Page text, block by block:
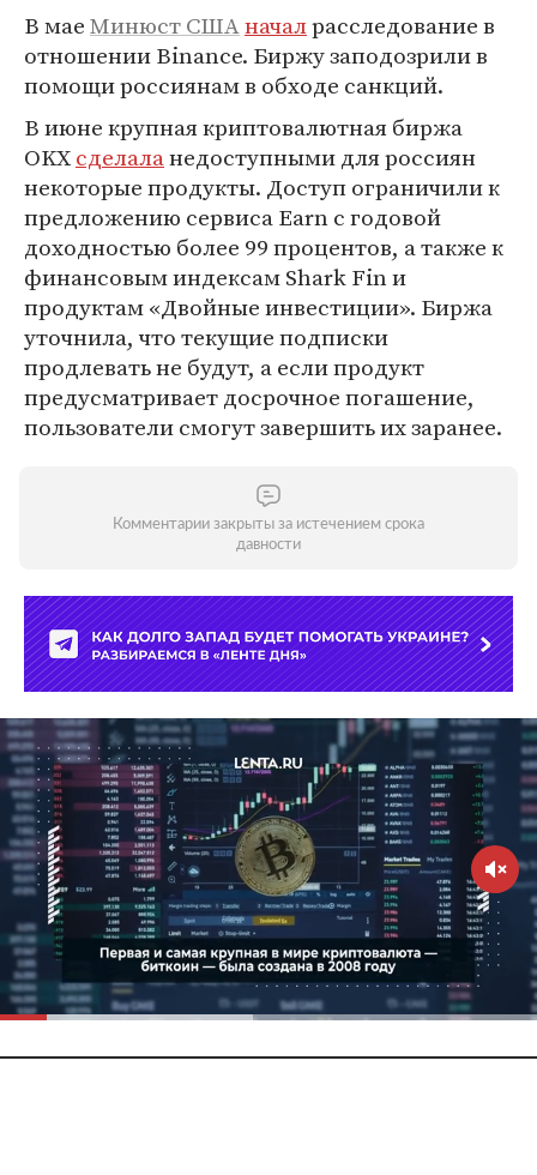
В маеМинюст СШАначалрасследование в
отношении Binance. Биржу заподозрили в
помощи россиянам в обходе санкций.
В июне крупная криптовалютная биржа
OKXсделаланедоступными для россиян
некоторые продукты. Доступ ограничили к
предложению сервиса Earn с годовой
доходностью более 99 процентов, а также к
финансовым индексам Shark Fin и
продуктам «Двойные инвестиции». Биржа
уточнила, что текущие подписки
продлевать не будут, а если продукт
предусматривает досрочное погашение,
пользователи смогут завершить их заранее.
Комментарии закрыты за истечением срока
давности